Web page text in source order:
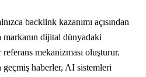
backlink kazanımı açısından
dijital dünyadaki
mekanizması oluşturur.
haberler, AI sistemleri